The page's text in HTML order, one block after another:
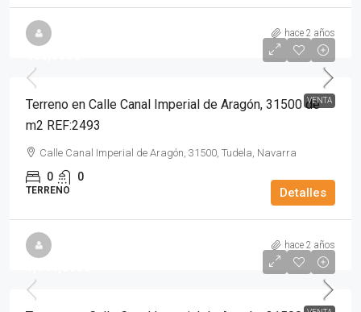
hace 2 años
VENTA
Terreno en Calle Canal Imperial de Aragón, 31500 de
m2 REF:2493
Calle Canal Imperial de Aragón, 31500, Tudela, Navarra
0 0
TERRENO Detalles
hace 2 años